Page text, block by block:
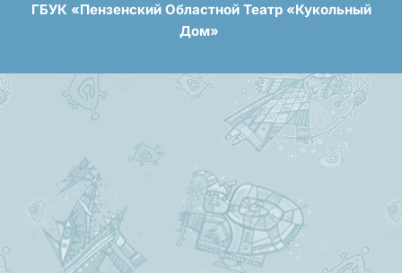
ГБУК «Пензенский Областной Театр «Кукольный
Дом»